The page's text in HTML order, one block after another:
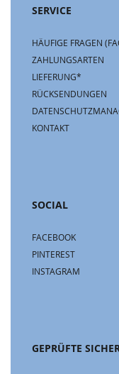
SERVICE
HÄUFIGE FRAGEN
ZAHLUNGSARTEN
LIEFERUNG*
RÜCKSENDUNGEN
KONTAKT
SOCIAL
FACEBOOK
PINTEREST
INSTAGRAM
GEPRÜFTE